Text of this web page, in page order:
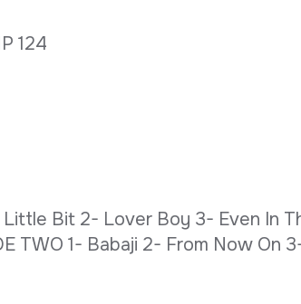
124
Little Bit 2- Lover Boy 3- Even In
TWO 1- Babaji 2- From Now On